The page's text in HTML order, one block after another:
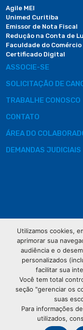
Agile MEI
Unimed Curitiba
Emissor de Nota Fiscal
Redução na Conta de
Faculdade do Comércio
Certificado Digital
ASSOCIE-SE
SOLICITAÇÃO DE
TRABALHE CONOSCO
CONTATO
ÁREA DO
DEMANDAS JUDICIAIS
© Copyright
Utilizamos cookies,
aprimorar sua
audiência e o
personalizados
facilitar sua
Você tem total
seção "gerenciar os
suas
Para informações
utilizados,